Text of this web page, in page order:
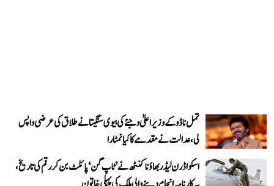
تمل ناڈو کے وزیر اعلیٰ وجئے کی بیوی سنگیتا نے طلاق کی عرضی واپس
لی، عدالت نے مقدمے کا کیا نمٹارا
اسکواڈرن لیڈر بھاؤنا کنٹھ نے ’ٹاپ گن‘ پائلٹ بن کر رقم کی تاریخ،